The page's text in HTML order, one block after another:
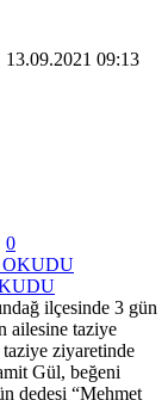
13.09.2021 09:13
0
ilçesinde 3 gün
ailesine taziye
taziye ziyaretinde
Gül, beğeni
dedesi “Mehmet